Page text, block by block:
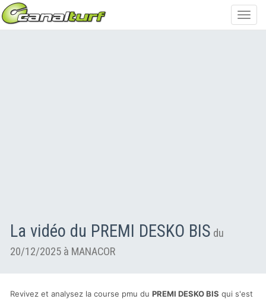
La vidéo du PREMI DESKO BIS du
20/12/2025 à MANACOR
Revivez et analysez la course pmu du PREMI DESKO BIS qui s'est